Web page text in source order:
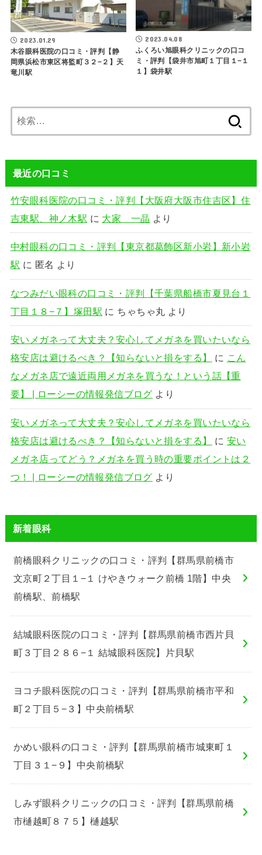
2023.01.29
木谷眼科医院の口コミ・評判【静
岡県浜松市東区将監町３２−２】天
竜川駅
2023.04.08
ふくろい旭眼科クリニックの口コ
ミ・評判【袋井市旭町１丁目１−１
１】袋井駅
索:
最近の口コミ
竹安眼科医院の口コミ・評判【大阪府大阪市住吉区】住
吉東駅、神ノ木駅 に 大家 一晶 より
中村眼科の口コミ・評判【東京都葛飾区新小岩】新小岩
駅 に 匿名 より
なつみだい眼科の口コミ・評判【千葉県船橋市夏見台１
丁目１８−７】塚田駅 に ちゃちゃ丸 より
安いメガネって大丈夫？安心してメガネを買いたいなら
格安店は避けるべき？【知らないと損をする】
に こん
なメガネ店で遠近両用メガネを買うな！という話【重
要】 | ローシーの情報発信ブログ より
安いメガネって大丈夫？安心してメガネを買いたいなら
格安店は避けるべき？【知らないと損をする】
に 安い
メガネ店ってどう？メガネを買う時の重要ポイントは２
つ！ | ローシーの情報発信ブログ より
新着眼科
前橋眼科クリニックの口コミ・評判【群馬県前橋市
文京町２丁目１−１ けやきウォーク前橋 1階】中央
前橋駅、前橋駅
結城眼科医院の口コミ・評判【群馬県前橋市西片貝
町３丁目２８６−１ 結城眼科医院】片貝駅
ヨコチ眼科医院の口コミ・評判【群馬県前橋市平和
町２丁目５−３】中央前橋駅
かめい眼科の口コミ・評判【群馬県前橋市城東町１
丁目３１−９】中央前橋駅
しみず眼科クリニックの口コミ・評判【群馬県前橋
市樋越町８７５】樋越駅